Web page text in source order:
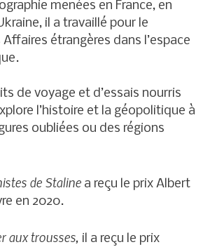
menées en France, en
il a travaillé pour le
étrangères dans l’espace
de voyage et d’essais nourris
l’histoire et la géopolitique à
oubliées ou des régions
de Staline a reçu le prix Albert
en 2020.
aux trousses, il a reçu le prix